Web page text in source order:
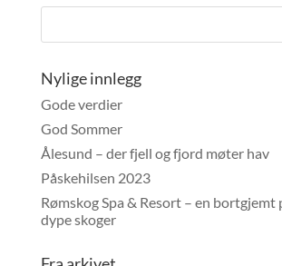
Nylige innlegg
Gode verdier
God Sommer
Ålesund – der fjell og fjord møter hav
Påskehilsen 2023
Rømskog Spa & Resort – en bortgjemt
dype skoger